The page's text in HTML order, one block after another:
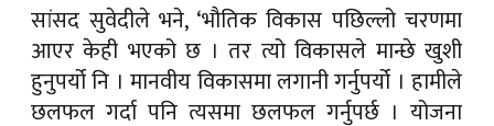
सांसद सुवेदीले भने, ‘भौतिक विकास पछिल्लो चरणमा
आएर केही भएको छ । तर त्यो विकासले मान्छे खुशी
हुनुपर्यो नि । मानवीय विकासमा लगानी गर्नुपर्यो । हामीले
छलफल गर्दा पनि त्यसमा छलफल गर्नुपर्छ । योजना